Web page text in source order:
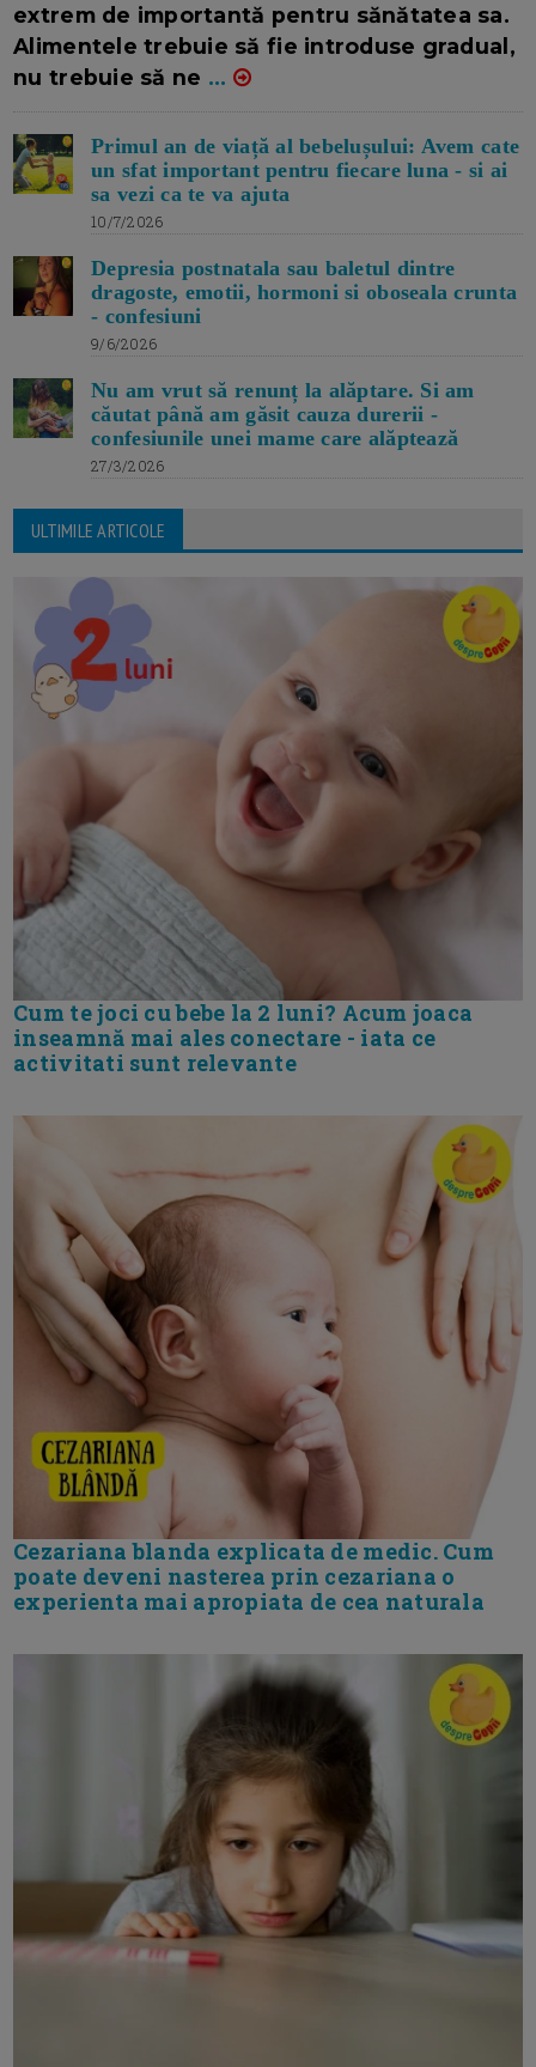
extrem de importantă pentru sănătatea sa.
Alimentele trebuie să fie introduse gradual,
nu trebuie să ne ...
Primul an de viață al bebelușului: Avem cate
un sfat important pentru fiecare luna - si ai
sa vezi ca te va ajuta
10/7/2026
Depresia postnatala sau baletul dintre
dragoste, emotii, hormoni si oboseala crunta
- confesiuni
9/6/2026
Nu am vrut să renunț la alăptare. Si am
căutat până am găsit cauza durerii -
confesiunile unei mame care alăptează
27/3/2026
ULTIMILE ARTICOLE
Cum te joci cu bebe la 2 luni? Acum joaca
inseamnă mai ales conectare - iata ce
activitati sunt relevante
Cezariana blanda explicata de medic. Cum
poate deveni nasterea prin cezariana o
experienta mai apropiata de cea naturala